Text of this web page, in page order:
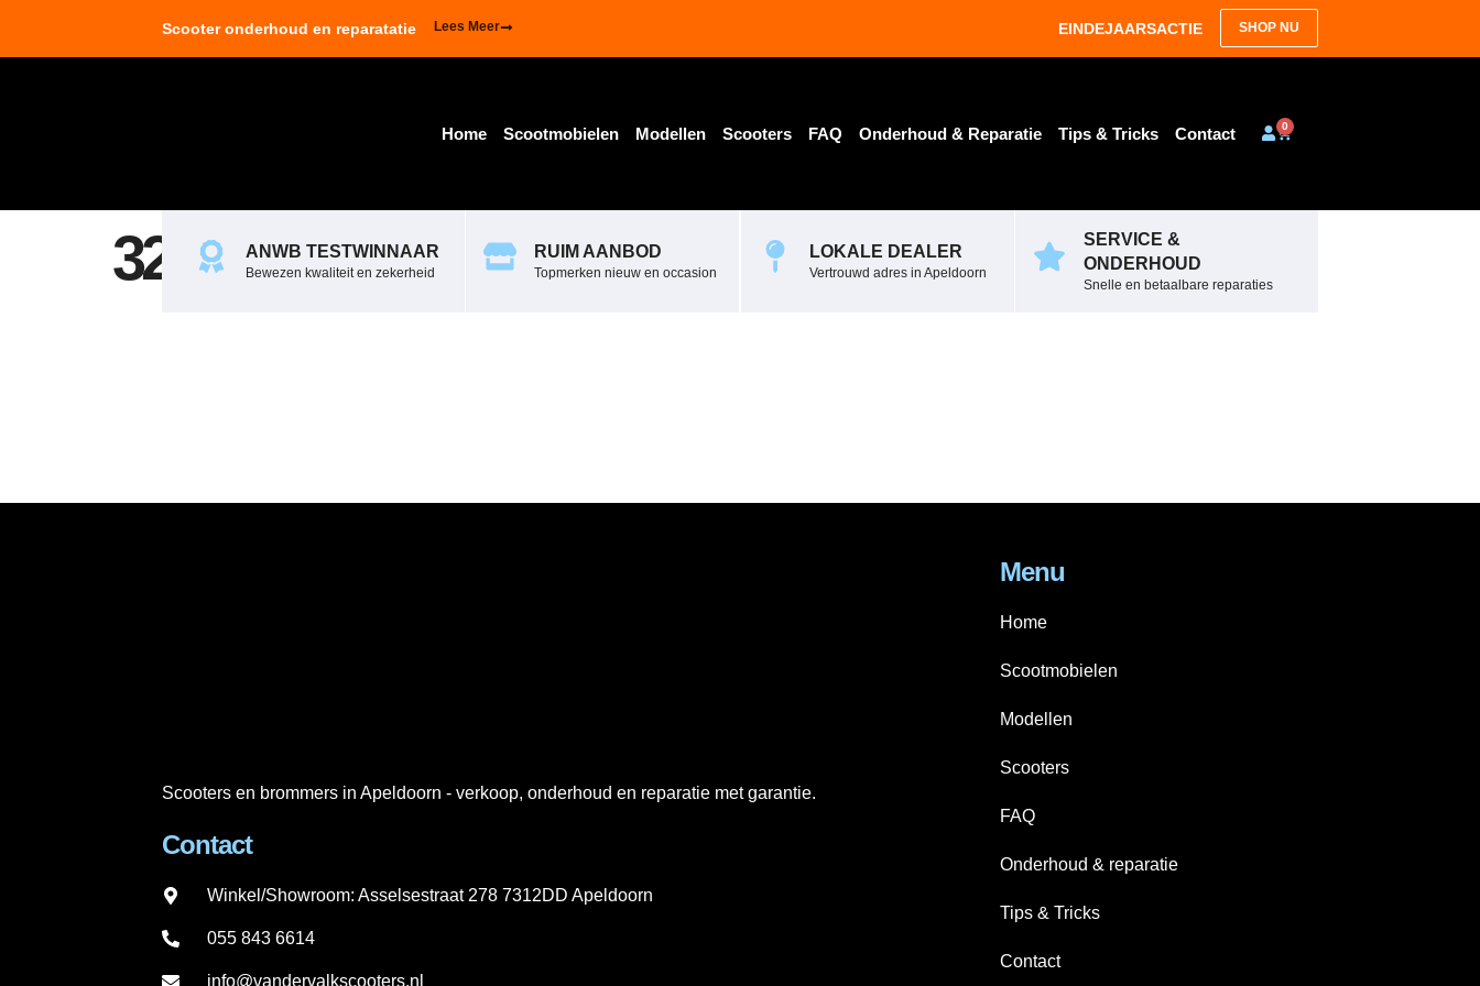
Scooter onderhoud en reparatatie Lees Meer EINDEJAARSACTIE SHOP NU
Home Scootmobielen Modellen Scooters FAQ Onderhoud & Reparatie Tips & Tricks Contact 0
ANWB TESTWINNAAR
Bewezen kwaliteit en zekerheid
RUIM AANBOD
Topmerken nieuw en occasion
LOKALE DEALER
Vertrouwd adres in Apeldoorn
SERVICE &
ONDERHOUD
Snelle en betaalbare reparaties
321201
Scooters en brommers in Apeldoorn - verkoop, onderhoud en reparatie met garantie.
Contact
Winkel/Showroom: Asselsestraat 278 7312DD Apeldoorn
055 843 6614
info@vandervalkscooters.nl
Menu
Home
Scootmobielen
Modellen
Scooters
FAQ
Onderhoud & reparatie
Tips & Tricks
Contact